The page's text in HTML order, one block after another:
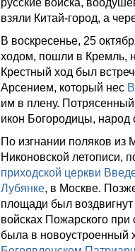
русские войска,
взяли Китай-город, а
В воскресенье, 25
ходом, пошли в Кремль,
Крестный ход был
Арсением, который нес
им в плену.
икон Богородицы, народ
По изгнании поляков
Никоновской летописи,
приходской церкви
Лубянке, в Москве.
площади был воздвигнут
войсках Пожарского
была в новоустроенный